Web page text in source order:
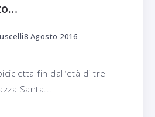
8 Agosto 2016
fin dall’età di tre
Santa...